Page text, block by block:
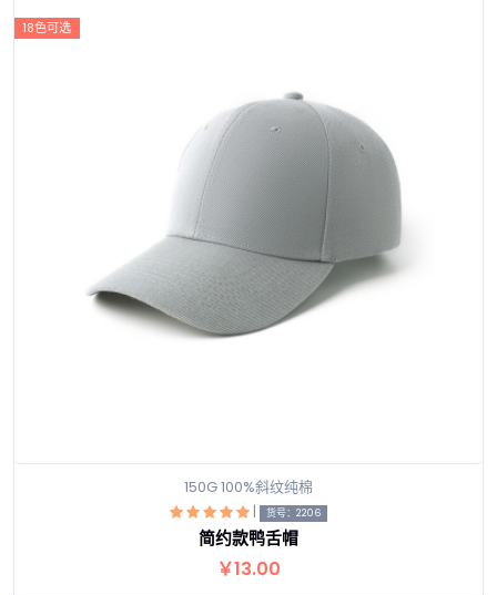
18色可选
查看详情
150G 100%斜纹纯棉
| 货号：2206
简约款鸭舌帽
￥13.00